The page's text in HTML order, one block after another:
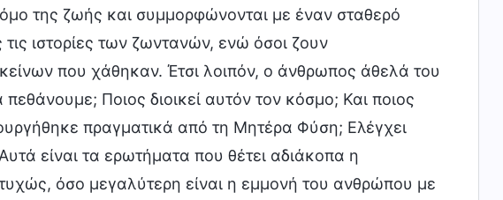
της ζωής και συμμορφώνονται με έναν σταθερό
ιστορίες των ζωντανών, ενώ όσοι ζουν
που χάθηκαν. Έτσι λοιπόν, ο άνθρωπος άθελά του
πεθάνουμε; Ποιος διοικεί αυτόν τον κόσμο; Και ποιος
πραγματικά από τη Μητέρα Φύση; Ελέγχει
είναι τα ερωτήματα που θέτει αδιάκοπα η
όσο μεγαλύτερη είναι η εμμονή του ανθρώπου με